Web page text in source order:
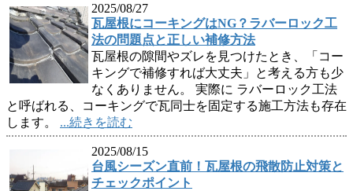
2025/08/27
瓦屋根にコーキングはNG？ラバーロック工
法の問題点と正しい補修方法
瓦屋根の隙間やズレを見つけたとき、「コー
キングで補修すれば大丈夫」と考える方も少
なくありません。 実際に ラバーロック工法
と呼ばれる、コーキングで瓦同士を固定する施工方法も存在
します。 ...続きを読む
2025/08/15
台風シーズン直前！瓦屋根の飛散防止対策と
チェックポイント